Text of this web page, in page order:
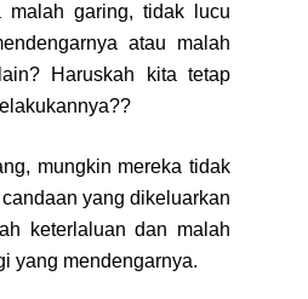
malah garing, tidak lucu
atau malah
Haruskah kita tetap
mungkin mereka tidak
yang dikeluarkan
keterlaluan dan malah
yang mendengarnya.